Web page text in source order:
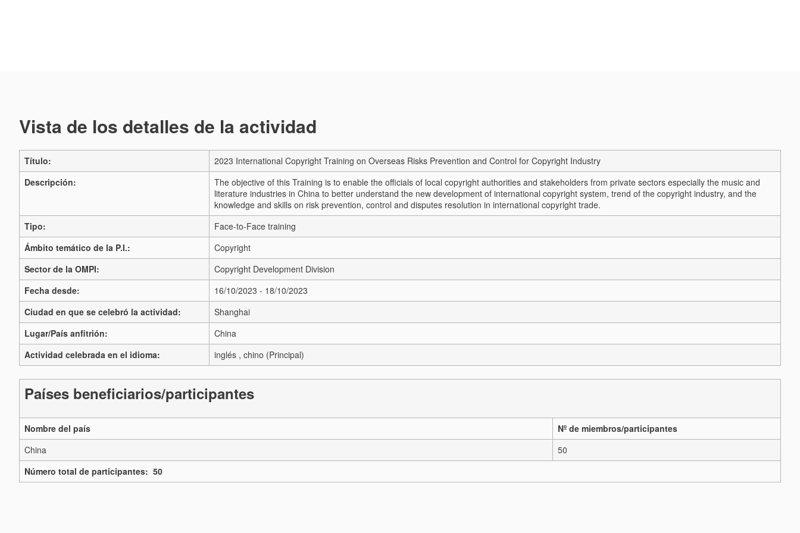
Vista de los detalles de la actividad
Título:
2023 International Copyright Training on Overseas Risks Prevention and Control for Copyright Industry
Descripción:
The objective of this Training is to enable the officials of local copyright authorities and stakeholders from private sectors especially the music and
literature industries in China to better understand the new development of international copyright system, trend of the copyright industry, and the
knowledge and skills on risk prevention, control and disputes resolution in international copyright trade.
Tipo:
Face-to-Face training
Ámbito temático de la P.I.:
Copyright
Sector de la OMPI:
Copyright Development Division
Fecha desde:
16/10/2023 - 18/10/2023
Ciudad en que se celebró la actividad:
Shanghai
Lugar/País anfitrión:
China
Actividad celebrada en el idioma:
inglés , chino (Principal)
Países beneficiarios/participantes
Nombre del país
Nº de miembros/participantes
China
50
Número total de participantes: 50